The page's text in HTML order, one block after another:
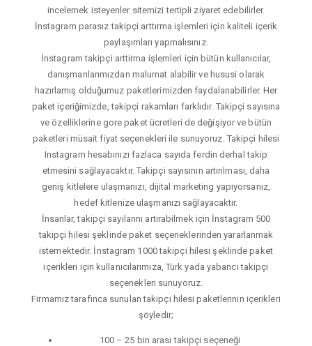
incelemek isteyenler sitemizi tertipli ziyaret edebilirler.
İnstagram parasız takipçi arttırma işlemleri için kaliteli içerik
paylaşımları yapmalısınız.
İnstagram takipçi arttirma işlemleri için bütün kullanıcılar,
danışmanlarımızdan malumat alabilir ve hususi olarak
hazırlamış olduğumuz paketlerimizden faydalanabilirler. Her
paket içeriğimizde, takipçi rakamları farklıdır. Takipçi sayısına
ve özelliklerine gore paket ücretleri de değişiyor ve bütün
paketleri müsait fiyat seçenekleri ile sunuyoruz. Takipçi hilesi
Instagram hesabınızı fazlaca sayıda ferdin derhal takip
etmesini sağlayacaktır. Takipçi sayısının artırılması, daha
geniş kitlelere ulaşmanızı, dijital marketing yapıyorsanız,
hedef kitlenize ulaşmanızı sağlayacaktır.
İnsanlar, takipçi sayılarını artırabilmek için İnstagram 500
takipçi hilesi şeklinde paket seçeneklerinden yararlanmak
istemektedir. İnstagram 1000 takipçi hilesi şeklinde paket
içerikleri için kullanıcılarımıza, Türk yada yabancı takipçi
seçenekleri sunuyoruz.
Firmamız tarafınca sunulan takipçi hilesi paketlerinin içerikleri
şöyledir;
100 – 25 bin arası takipçi seçeneği